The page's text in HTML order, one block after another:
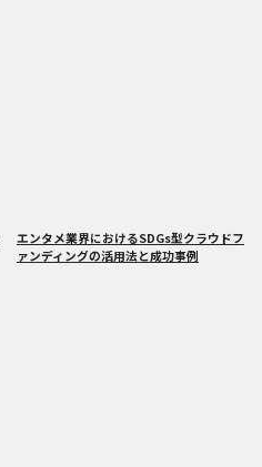
エンタメ業界におけるSDGs型クラウドフ
ァンディングの活用法と成功事例